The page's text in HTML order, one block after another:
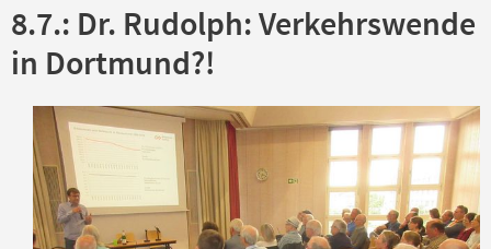
8.7.: Dr. Rudolph: Verkehrswende
in Dortmund?!